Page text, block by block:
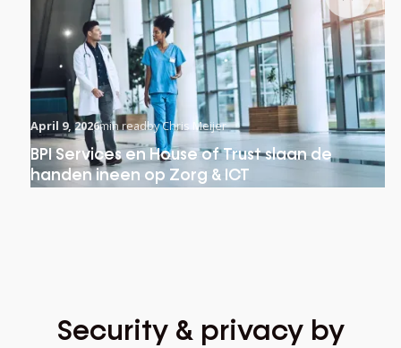
April 9, 2026min readby Chris Meijer
BPI Services en House of Trust slaan de
handen ineen op Zorg & ICT
Security & privacy by